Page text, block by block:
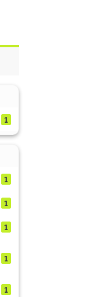
1
1
1
1
1
1